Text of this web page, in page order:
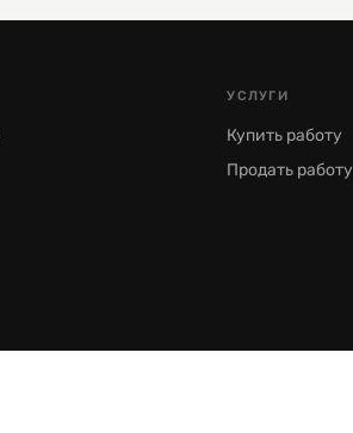
УСЛУГИ
Купить работу
Продать работу